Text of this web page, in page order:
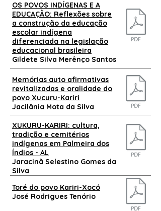
OS POVOS INDÍGENAS E A
EDUCAÇÃO: Reflexões sobre
a construção da educação
escolar indígena
diferenciada na legislação
educacional brasileira
Gildete Silva Merênço Santos
Memórias auto afirmativas
revitalizadas e oralidade do
povo Xucuru-Kariri
Jacilânia Mota da Silva
XUKURU-KARIRI: cultura,
tradição e cemitérios
indígenas em Palmeira dos
Índios - AL
Jaracinã Selestino Gomes da
Silva
Toré do povo Kariri-Xocó
José Rodrigues Tenório